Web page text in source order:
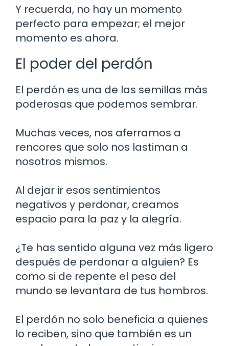
Y recuerda, no hay un momento
perfecto para empezar; el mejor
momento es ahora.
El poder del perdón
El perdón es una de las semillas más
poderosas que podemos sembrar.
Muchas veces, nos aferramos a
rencores que solo nos lastiman a
nosotros mismos.
Al dejar ir esos sentimientos
negativos y perdonar, creamos
espacio para la paz y la alegría.
¿Te has sentido alguna vez más ligero
después de perdonar a alguien? Es
como si de repente el peso del
mundo se levantara de tus hombros.
El perdón no solo beneficia a quienes
lo reciben, sino que también es un